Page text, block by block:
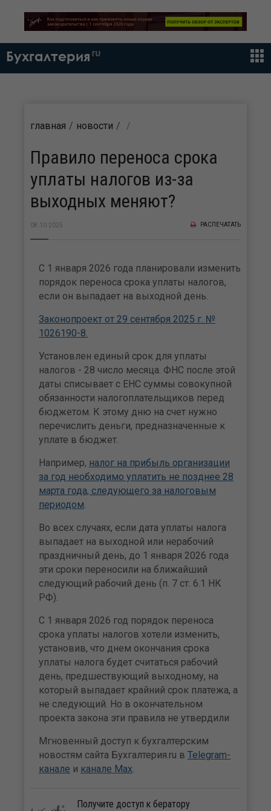
Бухгалтерия ru
главная новости
Правило переноса срока
уплаты налогов из-за
выходных меняют?
08.10.2025 РАСПЕЧАТАТЬ
С 1 января 2026 года планировали изменить
порядок переноса срока уплаты налогов,
если он выпадает на выходной день.
Законопроект от 29 сентября 2025 г. №
1026190-8.
Установлен единый срок для уплаты
налогов - 28 число месяца. ФНС после этой
даты списывает с ЕНС суммы совокупной
обязанности налогоплательщиков перед
бюджетом. К этому дню на счет нужно
перечислить деньги, предназначенные к
уплате в бюджет.
Например, налог на прибыль организации
за год необходимо уплатить не позднее 28
марта года, следующего за налоговым
периодом.
Во всех случаях, если дата уплаты налога
выпадает на выходной или нерабочий
праздничный день, до 1 января 2026 года
эти сроки переносили на ближайший
следующий рабочий день (п. 7 ст. 6.1 НК
РФ).
С 1 января 2026 год порядок переноса
срока уплаты налогов хотели изменить,
установив, что днем окончания срока
уплаты налога будет считаться рабочий
день, предшествующий выходному, на
который выпадает крайний срок платежа, а
не следующий. Но в окончательном
проекта закона эти правила не утвердили
Мгновенный доступ к бухгалтерским
новостям сайта Бухгалтерия.ru в Telegram-
канале и канале Max.
Получите доступ к бератору